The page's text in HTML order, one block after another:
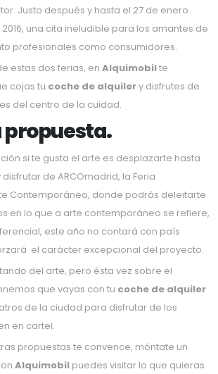
Justo después y hasta el 27 de enero
una cita ineludible para los amantes de
profesionales como consumidores.
estas dos ferias, en Alquimobilte
cojas tu coche de alquilery disfrutes de
del centro de la cuidad.
propuesta.
si te gusta el arte es desplazarte hasta
de ARCOmadrid, la Feria
Contemporáneo, donde podrás deleitarte
en lo que a arte contemporáneo se refiere,
este año no contará con país
el carácter excepcional del proyecto.
del arte, pero ésta vez sobre el
que vayas con tu coche de alquiler
de la ciudad para disfrutar de los
en cartel.
propuestas te convence, móntate un
Alquimobil puedes visitar lo que quieras